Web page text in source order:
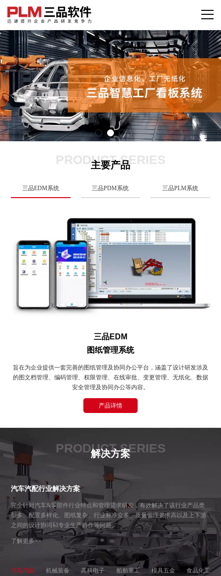
PRODUCT SERIES
主要产品
三品EDM系统 三品PDM系统 三品PLM系统
三品EDM
图纸管理系统
旨在为企业提供一套完善的图纸管理及协同办公平台，涵盖了设计研发涉及
的图文档管理、编码管理、权限管理、在线审批、变更管理、无纸化、数据
安全管理及协同办公等内容。
产品详情
PRODUCT SERIES
解决方案
汽车汽配行业解决方案
完全针对汽车&零部件行业特点和管理需求研发，有效解决了该行业产品类
型多、配置多样化、图纸复杂、行业标准众多、质量管理要求高以及上下游
之间的设计协同和专业生产协作等问题。
了解更多>>
汽车汽配 机械装备 高科电子 船舶重工 模具五金 食品化工